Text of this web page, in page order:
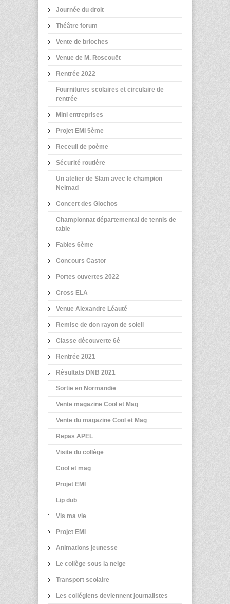
Journée du droit
Théâtre forum
Vente de brioches
Venue de M. Roscouët
Rentrée 2022
Fournitures scolaires et circulaire de
rentrée
Mini entreprises
Projet EMI 5ème
Receuil de poème
Sécurité routière
Un atelier de Slam avec le champion
Neimad
Concert des Glochos
Championnat départemental de tennis de
table
Fables 6ème
Concours Castor
Portes ouvertes 2022
Cross ELA
Venue Alexandre Léauté
Remise de don rayon de soleil
Classe découverte 6è
Rentrée 2021
Résultats DNB 2021
Sortie en Normandie
Vente magazine Cool et Mag
Vente du magazine Cool et Mag
Repas APEL
Visite du collège
Cool et mag
Projet EMI
Lip dub
Vis ma vie
Projet EMI
Animations jeunesse
Le collège sous la neige
Transport scolaire
Les collégiens deviennent journalistes